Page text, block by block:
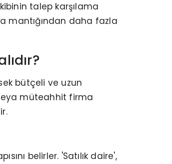
talep karşılama
mantığından daha fazla
bütçeli ve uzun
müteahhit firma
belirler. 'Satılık daire',